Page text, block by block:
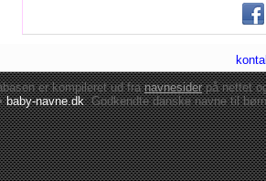
er kompileret ud franavnesiderpå nettet
baby-navne.dk: Godkendte danskenavne til børn